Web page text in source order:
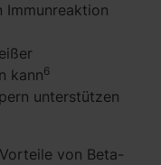
Immunreaktion
kann6
unterstützen
von Beta-